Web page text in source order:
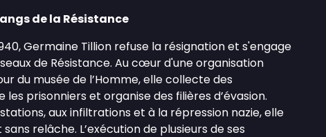
de la Résistance
Germaine Tillion refuse la résignation et s'engage
de Résistance. Au cœur d'une organisation
du musée de l’Homme, elle collecte des
les prisonniers et organise des filières d’évasion.
aux infiltrations et à la répression nazie, elle
relâche. L’exécution de plusieurs de ses